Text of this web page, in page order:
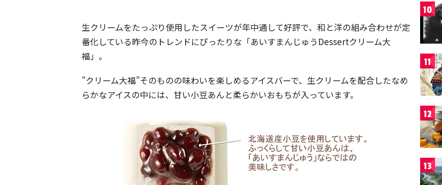
生クリームをたっぷり使用したスイーツが年中通して好評で、和と洋の組み合わせが定
番化している昨今のトレンドにぴったりな「あいすまんじゅうDessertクリーム大
福」。
”クリーム大福”そのものの味わいを楽しめるアイスバーで、生クリームを配合したなめ
らかなアイスの中には、甘い小豆あんと柔らかいおもちが入っています。
10
11
12
13